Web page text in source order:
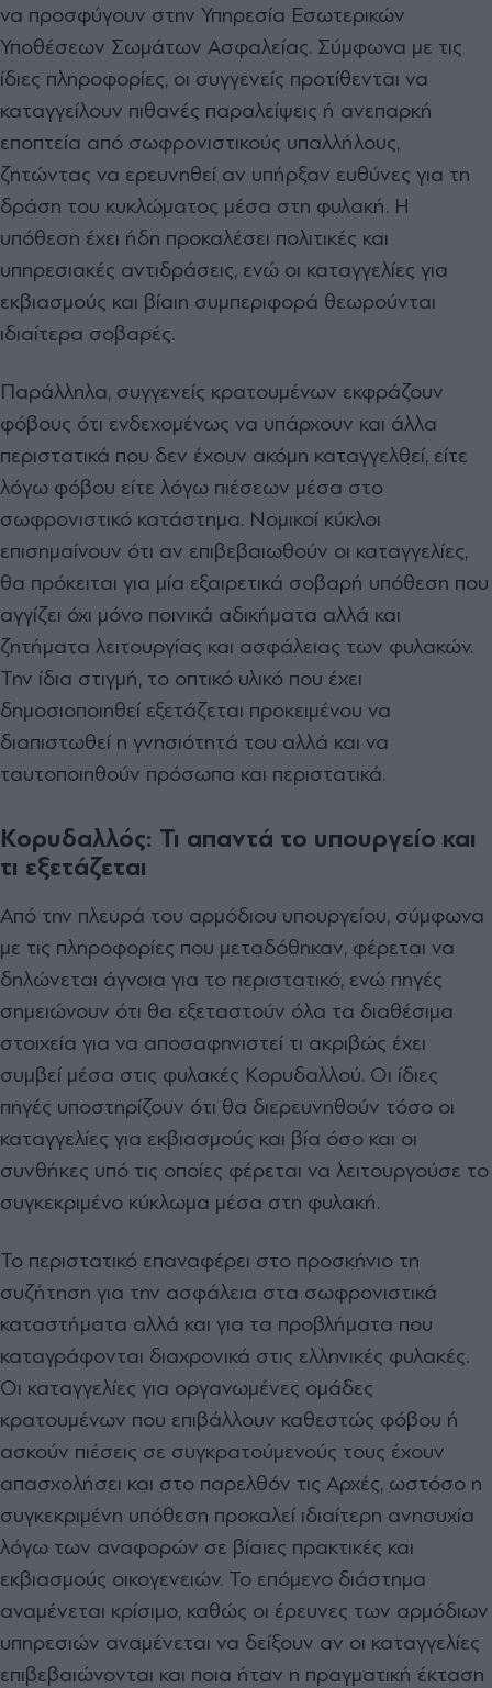
να προσφύγουν στην Υπηρεσία Εσωτερικών
Υποθέσεων Σωμάτων Ασφαλείας. Σύμφωνα με τις
ίδιες πληροφορίες, οι συγγενείς προτίθενται να
καταγγείλουν πιθανές παραλείψεις ή ανεπαρκή
εποπτεία από σωφρονιστικούς υπαλλήλους,
ζητώντας να ερευνηθεί αν υπήρξαν ευθύνες για τη
δράση του κυκλώματος μέσα στη φυλακή. Η
υπόθεση έχει ήδη προκαλέσει πολιτικές και
υπηρεσιακές αντιδράσεις, ενώ οι καταγγελίες για
εκβιασμούς και βίαιη συμπεριφορά θεωρούνται
ιδιαίτερα σοβαρές.
Παράλληλα, συγγενείς κρατουμένων εκφράζουν
φόβους ότι ενδεχομένως να υπάρχουν και άλλα
περιστατικά που δεν έχουν ακόμη καταγγελθεί, είτε
λόγω φόβου είτε λόγω πιέσεων μέσα στο
σωφρονιστικό κατάστημα. Νομικοί κύκλοι
επισημαίνουν ότι αν επιβεβαιωθούν οι καταγγελίες,
θα πρόκειται για μία εξαιρετικά σοβαρή υπόθεση που
αγγίζει όχι μόνο ποινικά αδικήματα αλλά και
ζητήματα λειτουργίας και ασφάλειας των φυλακών.
Την ίδια στιγμή, το οπτικό υλικό που έχει
δημοσιοποιηθεί εξετάζεται προκειμένου να
διαπιστωθεί η γνησιότητά του αλλά και να
ταυτοποιηθούν πρόσωπα και περιστατικά.
Κορυδαλλός: Τι απαντά το υπουργείο και
τι εξετάζεται
Από την πλευρά του αρμόδιου υπουργείου, σύμφωνα
με τις πληροφορίες που μεταδόθηκαν, φέρεται να
δηλώνεται άγνοια για το περιστατικό, ενώ πηγές
σημειώνουν ότι θα εξεταστούν όλα τα διαθέσιμα
στοιχεία για να αποσαφηνιστεί τι ακριβώς έχει
συμβεί μέσα στις φυλακές Κορυδαλλού. Οι ίδιες
πηγές υποστηρίζουν ότι θα διερευνηθούν τόσο οι
καταγγελίες για εκβιασμούς και βία όσο και οι
συνθήκες υπό τις οποίες φέρεται να λειτουργούσε το
συγκεκριμένο κύκλωμα μέσα στη φυλακή.
Το περιστατικό επαναφέρει στο προσκήνιο τη
συζήτηση για την ασφάλεια στα σωφρονιστικά
καταστήματα αλλά και για τα προβλήματα που
καταγράφονται διαχρονικά στις ελληνικές φυλακές.
Οι καταγγελίες για οργανωμένες ομάδες
κρατουμένων που επιβάλλουν καθεστώς φόβου ή
ασκούν πιέσεις σε συγκρατούμενούς τους έχουν
απασχολήσει και στο παρελθόν τις Αρχές, ωστόσο η
συγκεκριμένη υπόθεση προκαλεί ιδιαίτερη ανησυχία
λόγω των αναφορών σε βίαιες πρακτικές και
εκβιασμούς οικογενειών. Το επόμενο διάστημα
αναμένεται κρίσιμο, καθώς οι έρευνες των αρμόδιων
υπηρεσιών αναμένεται να δείξουν αν οι καταγγελίες
επιβεβαιώνονται και ποια ήταν η πραγματική έκταση